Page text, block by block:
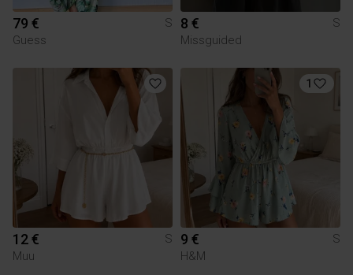
79 €
S
Guess
8 €
S
Missguided
12 €
S
Muu
1
9 €
S
H&M